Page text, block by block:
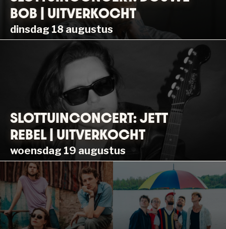
BOB | UITVERKOCHT
dinsdag 18 augustus
SLOTTUINCONCERT: JETT
REBEL | UITVERKOCHT
woensdag 19 augustus